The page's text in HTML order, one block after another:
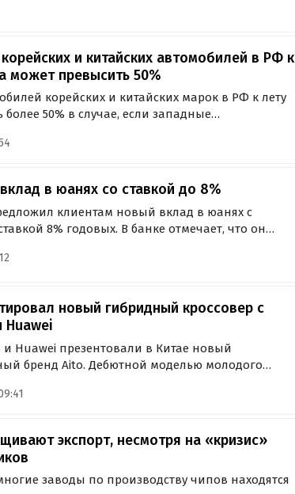
в другие страны.
и китайских автомобилей в РФ к
может превысить 50%
корейских и китайских марок в РФ к лету
более 50% в случае, если западные
РИА Новости со ссылкой на экспертов
в юанях со ставкой до 8%
клиентам новый вклад в юанях с
8% годовых. В банке отмечает, что он
и позволит вкладчикам
новый гибридный кроссовер с
Huawei
Huawei презентовали в Китае новый
бренд Aito. Дебютной моделью молодого
установкой и целым рядом «умных» решений
экспорт, несмотря на «кризис»
заводы по производству чипов находятся